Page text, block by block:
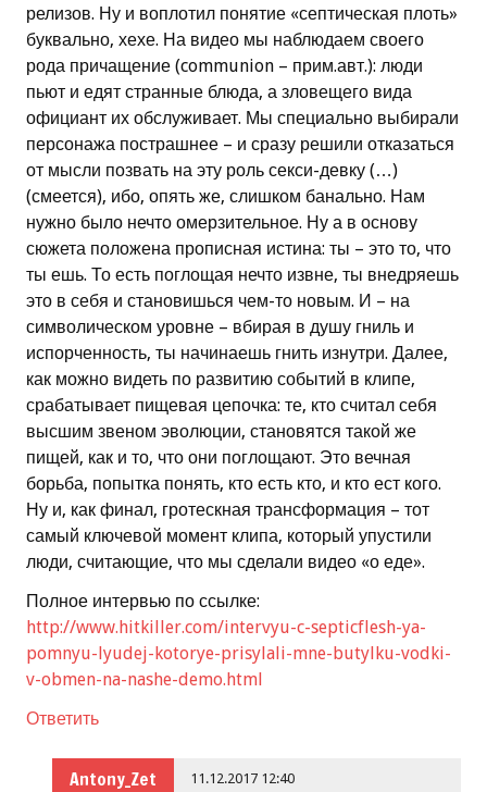
релизов. Ну и воплотил понятие «септическая плоть»
буквально, хехе. На видео мы наблюдаем своего
рода причащение (communion – прим.авт.): люди
пьют и едят странные блюда, а зловещего вида
официант их обслуживает. Мы специально выбирали
персонажа пострашнее – и сразу решили отказаться
от мысли позвать на эту роль секси-девку (…)
(смеется), ибо, опять же, слишком банально. Нам
нужно было нечто омерзительное. Ну а в основу
сюжета положена прописная истина: ты – это то, что
ты ешь. То есть поглощая нечто извне, ты внедряешь
это в себя и становишься чем-то новым. И – на
символическом уровне – вбирая в душу гниль и
испорченность, ты начинаешь гнить изнутри. Далее,
как можно видеть по развитию событий в клипе,
срабатывает пищевая цепочка: те, кто считал себя
высшим звеном эволюции, становятся такой же
пищей, как и то, что они поглощают. Это вечная
борьба, попытка понять, кто есть кто, и кто ест кого.
Ну и, как финал, гротескная трансформация – тот
самый ключевой момент клипа, который упустили
люди, считающие, что мы сделали видео «о еде».
Полное интервью по ссылке:
http://www.hitkiller.com/intervyu-c-septicflesh-ya-
pomnyu-lyudej-kotorye-prisylali-mne-butylku-vodki-
v-obmen-na-nashe-demo.html
Ответить
Antony_Zet 11.12.2017 12:40